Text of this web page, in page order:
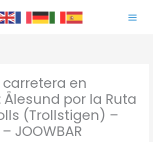
en
Ålesund por la Ruta
(Trollstigen) –
JOOWBAR